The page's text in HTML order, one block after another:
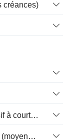
créances)
Flux de trésorerie d'exploitation/Passif à court terme
Délai de recouvrement des créances (moyenne des créances)